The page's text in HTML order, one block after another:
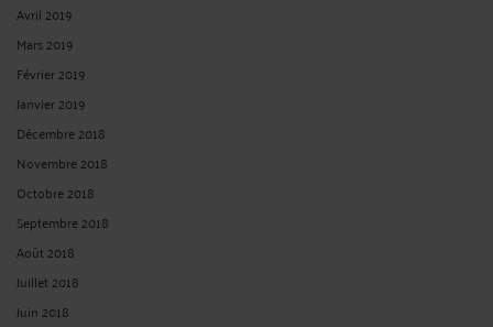
Avril 2019
Mars 2019
Février 2019
Janvier 2019
Décembre 2018
Novembre 2018
Octobre 2018
Septembre 2018
Août 2018
Juillet 2018
Juin 2018